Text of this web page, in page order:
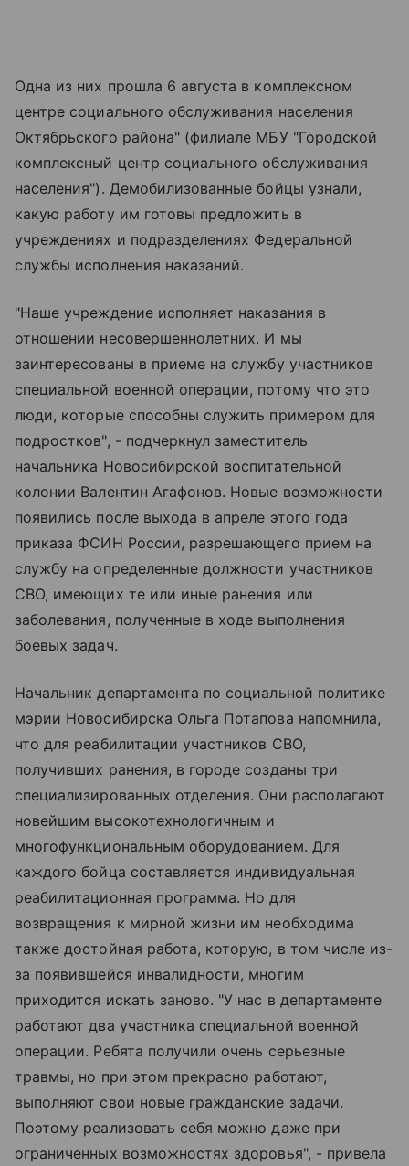
Одна из них прошла 6 августа в комплексном
центре социального обслуживания населения
Октябрьского района" (филиале МБУ "Городской
комплексный центр социального обслуживания
населения"). Демобилизованные бойцы узнали,
какую работу им готовы предложить в
учреждениях и подразделениях Федеральной
службы исполнения наказаний.
"Наше учреждение исполняет наказания в
отношении несовершеннолетних. И мы
заинтересованы в приеме на службу участников
специальной военной операции, потому что это
люди, которые способны служить примером для
подростков", - подчеркнул заместитель
начальника Новосибирской воспитательной
колонии Валентин Агафонов. Новые возможности
появились после выхода в апреле этого года
приказа ФСИН России, разрешающего прием на
службу на определенные должности участников
СВО, имеющих те или иные ранения или
заболевания, полученные в ходе выполнения
боевых задач.
Начальник департамента по социальной политике
мэрии Новосибирска Ольга Потапова напомнила,
что для реабилитации участников СВО,
получивших ранения, в городе созданы три
специализированных отделения. Они располагают
новейшим высокотехнологичным и
многофункциональным оборудованием. Для
каждого бойца составляется индивидуальная
реабилитационная программа. Но для
возвращения к мирной жизни им необходима
также достойная работа, которую, в том числе из-
за появившейся инвалидности, многим
приходится искать заново. "У нас в департаменте
работают два участника специальной военной
операции. Ребята получили очень серьезные
травмы, но при этом прекрасно работают,
выполняют свои новые гражданские задачи.
Поэтому реализовать себя можно даже при
ограниченных возможностях здоровья", - привела